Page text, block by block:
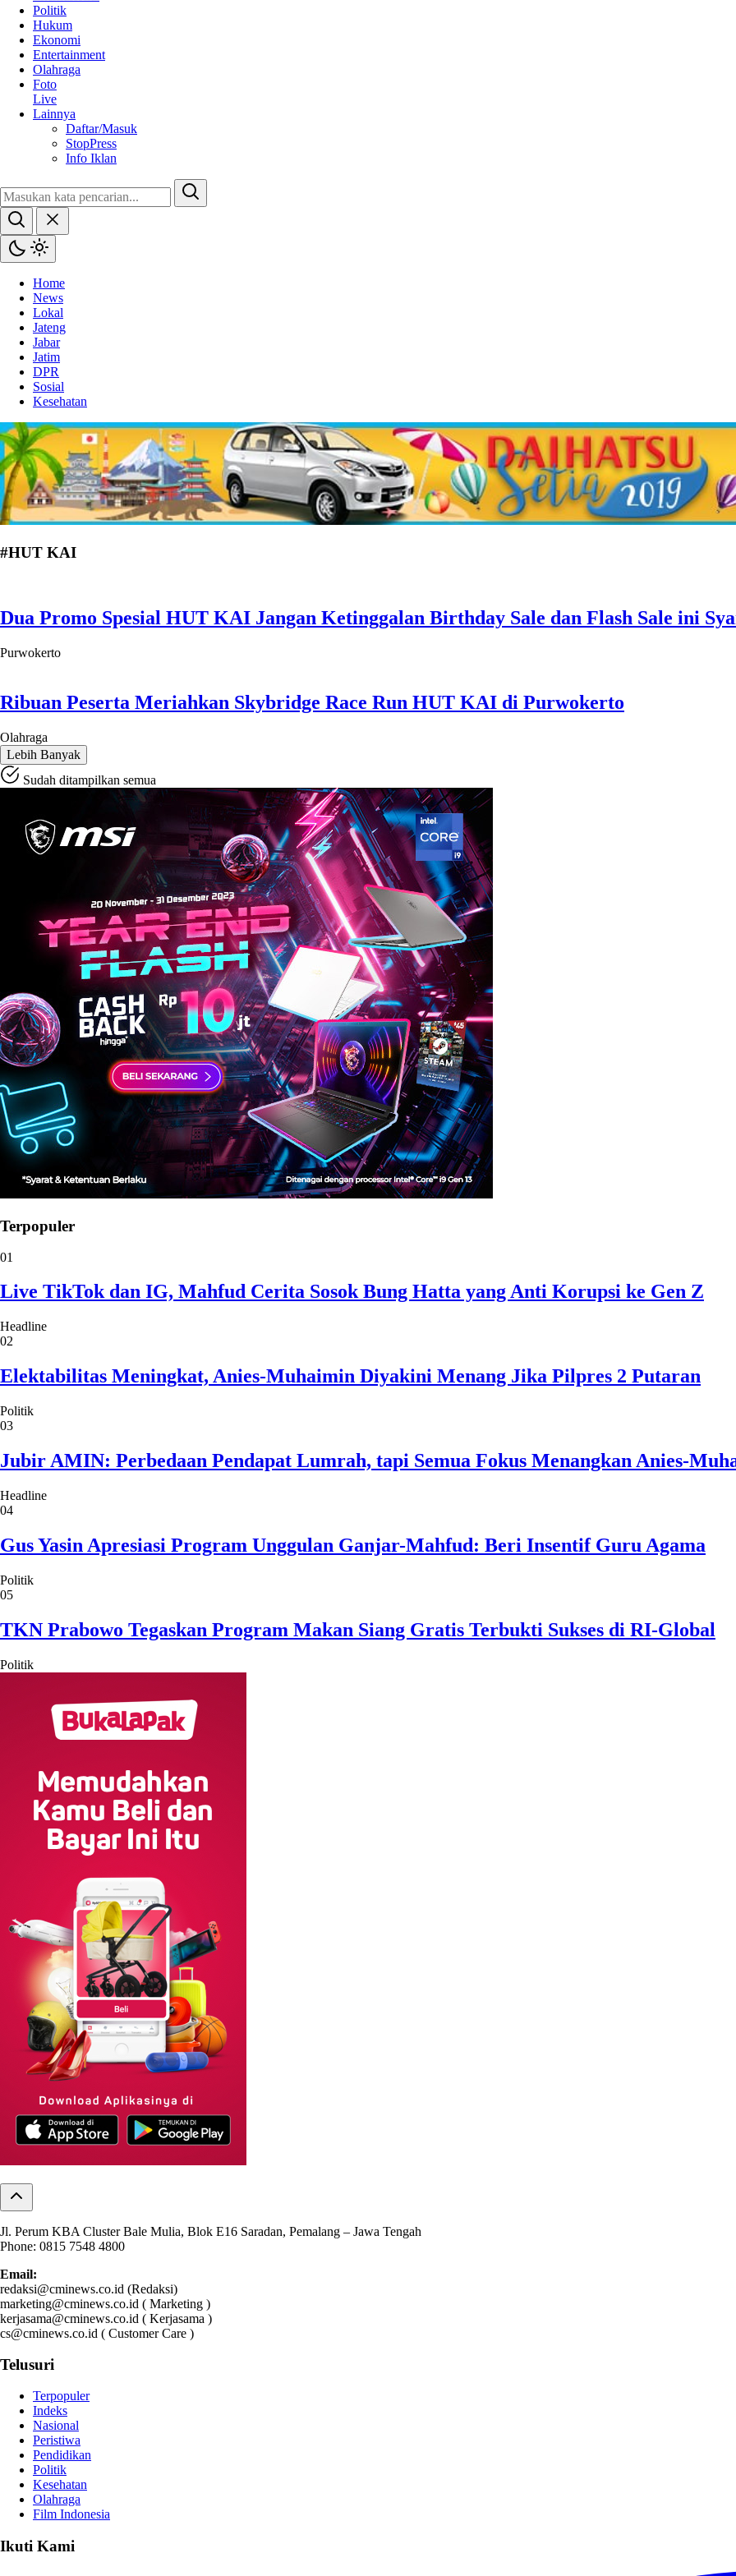
Politik
Hukum
Ekonomi
Entertainment
Olahraga
Foto
Live
Lainnya
Daftar/Masuk
StopPress
Info Iklan
Home
News
Lokal
Jateng
Jabar
Jatim
DPR
Sosial
Kesehatan
#HUT KAI
Dua Promo Spesial HUT KAI Jangan Ketinggalan Birthday Sale dan Flash Sale ini
Purwokerto
Ribuan Peserta Meriahkan Skybridge Race Run HUT KAI di Purwokerto
Olahraga
Lebih Banyak
Sudah ditampilkan semua
Terpopuler
01
Live TikTok dan IG, Mahfud Cerita Sosok Bung Hatta yang Anti Korupsi ke Gen Z
Headline
02
Elektabilitas Meningkat, Anies-Muhaimin Diyakini Menang Jika Pilpres 2 Putaran
Politik
03
Jubir AMIN: Perbedaan Pendapat Lumrah, tapi Semua Fokus Menangkan Anies-
Headline
04
Gus Yasin Apresiasi Program Unggulan Ganjar-Mahfud: Beri Insentif Guru Agama
Politik
05
TKN Prabowo Tegaskan Program Makan Siang Gratis Terbukti Sukses di RI-Global
Politik
Jl. Perum KBA Cluster Bale Mulia, Blok E16 Saradan, Pemalang – Jawa Tengah
Phone: 0815 7548 4800
Email:
redaksi@cminews.co.id (Redaksi)
marketing@cminews.co.id ( Marketing )
kerjasama@cminews.co.id ( Kerjasama )
cs@cminews.co.id ( Customer Care )
Telusuri
Terpopuler
Indeks
Nasional
Peristiwa
Pendidikan
Politik
Kesehatan
Olahraga
Film Indonesia
Ikuti Kami